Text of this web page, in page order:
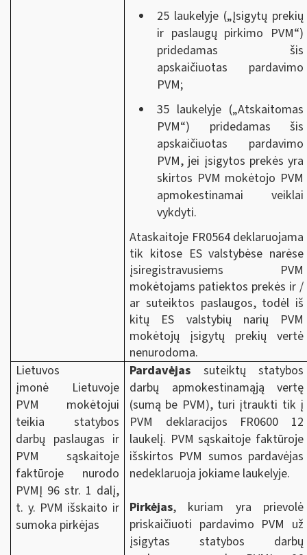
25 laukelyje („Įsigytų prekių
ir paslaugų pirkimo PVM“)
pridedamas šis
apskaičiuotas pardavimo
PVM;
35 laukelyje („Atskaitomas
PVM“) pridedamas šis
apskaičiuotas pardavimo
PVM, jei įsigytos prekės yra
skirtos PVM mokėtojo PVM
apmokestinamai veiklai
vykdyti.
Ataskaitoje FR0564 deklaruojama
tik kitose ES valstybėse narėse
įsiregistravusiems PVM
mokėtojams patiektos prekės ir /
ar suteiktos paslaugos, todėl iš
kitų ES valstybių narių PVM
mokėtojų įsigytų prekių vertė
nenurodoma.
Lietuvos
įmonė Lietuvoje
PVM mokėtojui
teikia statybos
darbų paslaugas ir
PVM sąskaitoje
faktūroje nurodo
PVMĮ 96 str. 1 dalį,
t. y. PVM išskaito ir
sumoka pirkėjas
Pardavėjas suteiktų statybos
darbų apmokestinamąją vertę
(sumą be PVM), turi įtraukti tik į
PVM deklaracijos FR0600 12
laukelį. PVM sąskaitoje faktūroje
išskirtos PVM sumos pardavėjas
nedeklaruoja jokiame laukelyje.
Pirkėjas, kuriam yra prievolė
priskaičiuoti pardavimo PVM už
įsigytas statybos darbų